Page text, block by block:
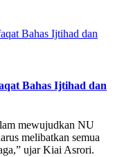
Bahas Ijtihad dan
mewujudkan NU
melibatkan semua
ujar Kiai Asrori.